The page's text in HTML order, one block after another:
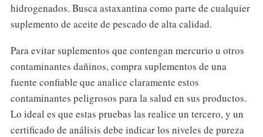
hidrogenados. Busca astaxantina como parte de cualquier
suplemento de aceite de pescado de alta calidad.
Para evitar suplementos que contengan mercurio u otros
contaminantes dañinos, compra suplementos de una
fuente confiable que analice claramente estos
contaminantes peligrosos para la salud en sus productos.
Lo ideal es que estas pruebas las realice un tercero, y un
certificado de análisis debe indicar los niveles de pureza